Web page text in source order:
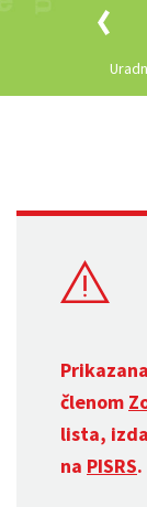
členom
lista,
na PISRS.